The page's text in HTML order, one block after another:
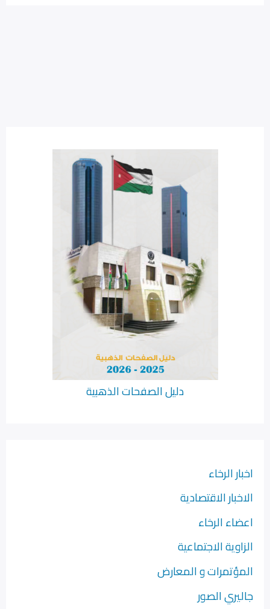
دليل الصفحات الذهبية
اخبار الرخاء
الاخبار الاقتصادية
اعضاء الرخاء
الزاوية الاجتماعية
المؤتمرات و المعارض
جاليري الصور